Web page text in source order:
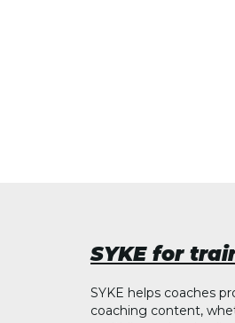
SYKE for
SYKE helps coaches
coaching content,